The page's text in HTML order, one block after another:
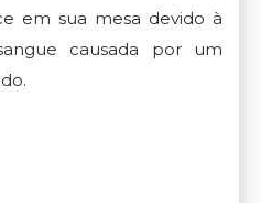
em sua mesa devido à
causada por um